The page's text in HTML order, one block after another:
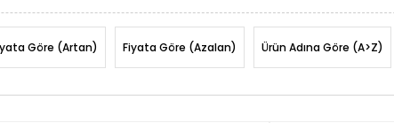
Göre (Artan) Fiyata Göre (Azalan) Ürün Adına Göre (A>Z)